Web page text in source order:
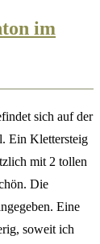
im
sich auf der
Ein Klettersteig
mit 2 tollen
Die
Eine
soweit ich